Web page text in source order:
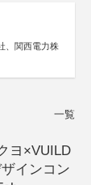
、関西電力株
一覧
ヨ×VUILD
インコン